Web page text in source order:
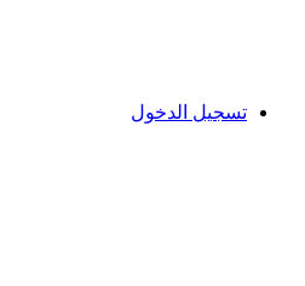
تسجيل الدخول